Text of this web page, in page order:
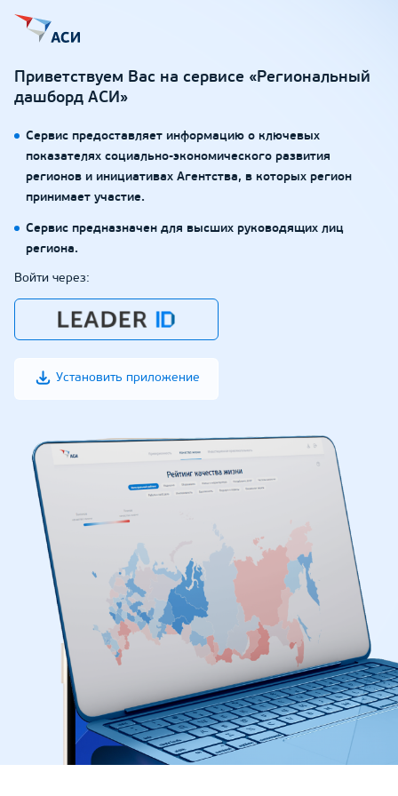
Приветствуем Вас на сервисе «Региональный
дашборд АСИ»
Сервис предоставляет информацию о ключевых
показателях социально-экономического развития
регионов и инициативах Агентства, в которых регион
принимает участие.
Сервис предназначен для высших руководящих лиц
региона.
Войти через:
Установить приложение